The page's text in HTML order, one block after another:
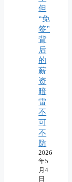
但
“免
签”
背
后
的
薪
资
暗
雷
不
可
不
防
2026
年5
月4
日